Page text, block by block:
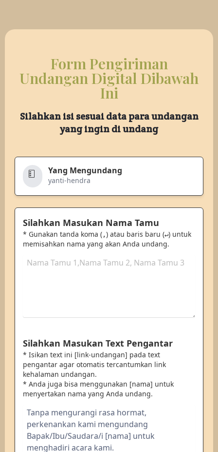
Form Pengiriman
Undangan Digital Dibawah
Ini
Silahkan isi sesuai data para undangan
yang ingin di undang
Yang Mengundang
yanti-hendra
Silahkan Masukan Nama Tamu
* Gunakan tanda koma (,) atau baris baru (↵) untuk
memisahkan nama yang akan Anda undang.
Silahkan Masukan Text Pengantar
* Isikan text ini [link-undangan] pada text
pengantar agar otomatis tercantumkan link
kehalaman undangan.
* Anda juga bisa menggunakan [nama] untuk
menyertakan nama yang Anda undang.